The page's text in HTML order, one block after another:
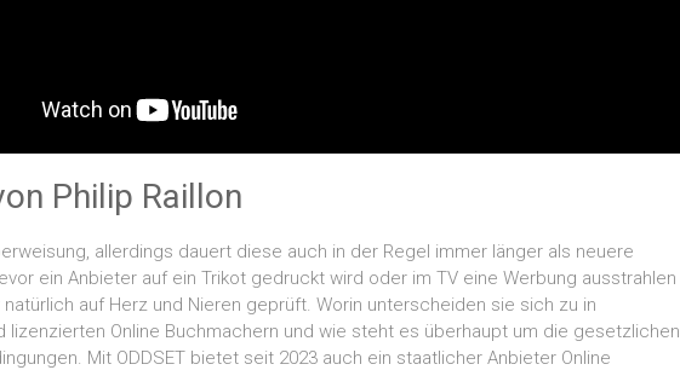
Philip Raillon
allerdings dauert diese auch in der Regel immer länger als neuere
ein Anbieter auf ein Trikot gedruckt wird oder im TV eine Werbung ausstrahlen
natürlich auf Herz und Nieren geprüft. Worin unterscheiden sie sich zu in
lizenzierten Online Buchmachern und wie steht es überhaupt um die gesetzlichen
Mit ODDSET bietet seit 2023 auch ein staatlicher Anbieter Online